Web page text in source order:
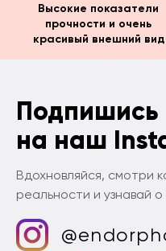
Высокие показатели
прочности и очень
красивый внешний вид
Подпишись
на наш
Вдохновляйся, смотри
реальности и узнавай